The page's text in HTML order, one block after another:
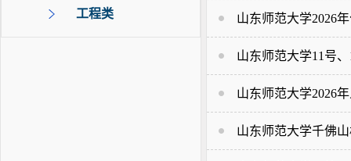
工程类 山东师范大学2026
山东师范大学11号
山东师范大学2026
山东师范大学千佛